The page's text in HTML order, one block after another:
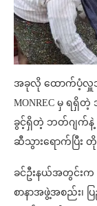
အခုလို ထောက်ပံ့လှူဒ
MONREC မှ ရရှိ
ခွင့်ရှိတဲ့ ဘတ်ဂျက်နဲ့
ဆီသွားရောက်ပြီး
ခင်ဦးနယ်အတွင်းက
စာနာအဖွဲ့အစည်း၊ ပ